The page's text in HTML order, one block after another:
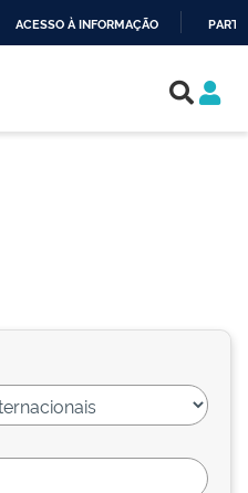
ACESSO À INFORMAÇÃO